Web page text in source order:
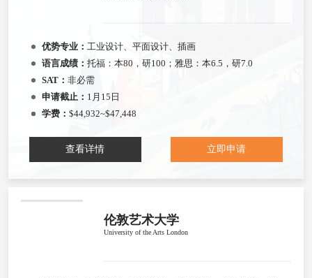
优势专业： 工业设计、平面设计、插画
语言成绩： 托福：本80，研100；雅思：本6.5，研7.0
SAT： 非必需
申请截止： 1月15日
学费： $44,932~$47,448
查看详情 立即申请
伦敦艺术大学
University of the Arts London